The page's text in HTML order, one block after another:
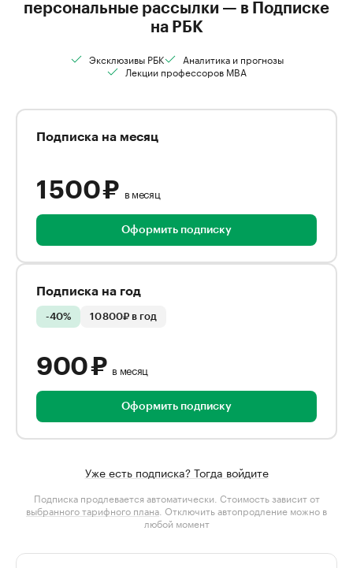
персональные рассылки — в Подписке
на РБК
Эксклюзивы РБК
Аналитика и прогнозы
Лекции профессоров MBA
Подписка на месяц
1 500 ₽ в месяц
Оформить подписку
Подписка на год
-40% 10 800₽ в год
900 ₽ в месяц
Оформить подписку
Уже есть подписка? Тогда войдите
Подписка продлевается автоматически. Стоимость зависит от
выбранного тарифного плана . Отключить автопродление можно в
любой момент